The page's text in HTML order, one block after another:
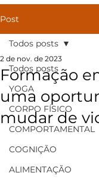
Post
Todos posts
YOGA
CORPO FÍSICO
COMPORTAMENTAL
COGNIÇÃO
ALIMENTAÇÃO
Todos posts
Formação
uma
mudar de
2 de nov. de 2023